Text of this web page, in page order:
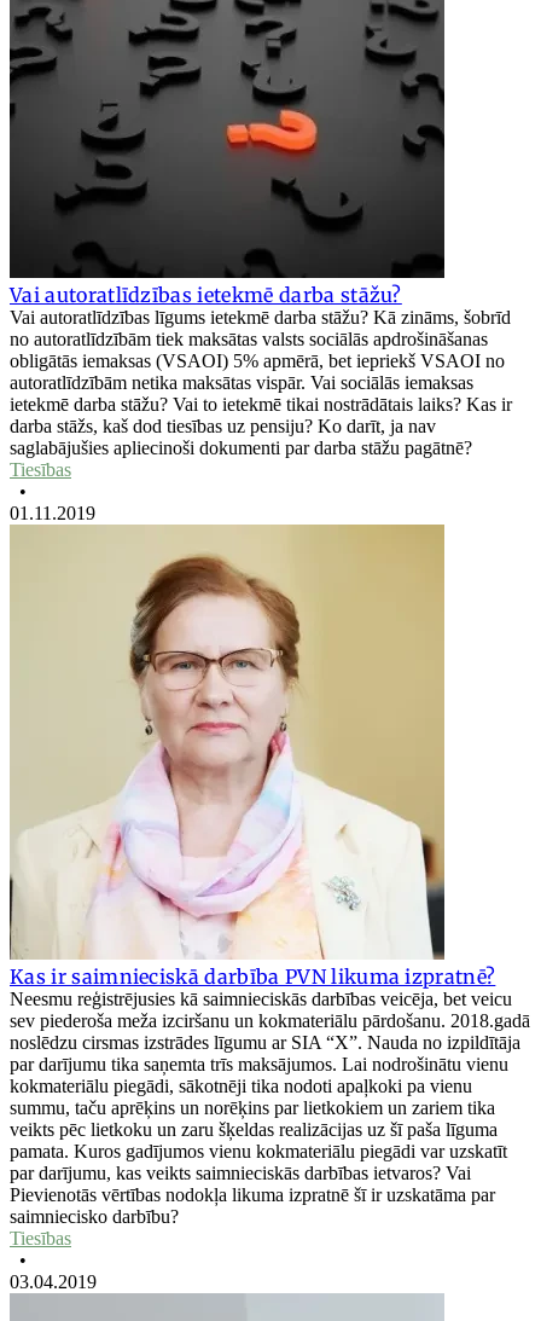
Vai autoratlīdzības ietekmē darba stāžu?
Vai autoratlīdzības līgums ietekmē darba stāžu? Kā zināms, šobrīd
no autoratlīdzībām tiek maksātas valsts sociālās apdrošināšanas
obligātās iemaksas (VSAOI) 5% apmērā, bet iepriekš VSAOI no
autoratlīdzībām netika maksātas vispār. Vai sociālās iemaksas
ietekmē darba stāžu? Vai to ietekmē tikai nostrādātais laiks? Kas ir
darba stāžs, kaš dod tiesības uz pensiju? Ko darīt, ja nav
saglabājušies apliecinoši dokumenti par darba stāžu pagātnē?
Tiesības
•
01.11.2019
Kas ir saimnieciskā darbība PVN likuma izpratnē?
Neesmu reģistrējusies kā saimnieciskās darbības veicēja, bet veicu
sev piederoša meža izciršanu un kokmateriālu pārdošanu. 2018.gadā
noslēdzu cirsmas izstrādes līgumu ar SIA “X”. Nauda no izpildītāja
par darījumu tika saņemta trīs maksājumos. Lai nodrošinātu vienu
kokmateriālu piegādi, sākotnēji tika nodoti apaļkoki pa vienu
summu, taču aprēķins un norēķins par lietkokiem un zariem tika
veikts pēc lietkoku un zaru šķeldas realizācijas uz šī paša līguma
pamata. Kuros gadījumos vienu kokmateriālu piegādi var uzskatīt
par darījumu, kas veikts saimnieciskās darbības ietvaros? Vai
Pievienotās vērtības nodokļa likuma izpratnē šī ir uzskatāma par
saimniecisko darbību?
Tiesības
•
03.04.2019